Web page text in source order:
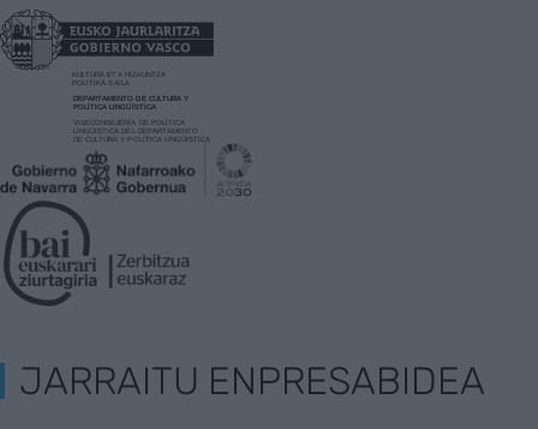
JARRAITU ENPRESABIDEA